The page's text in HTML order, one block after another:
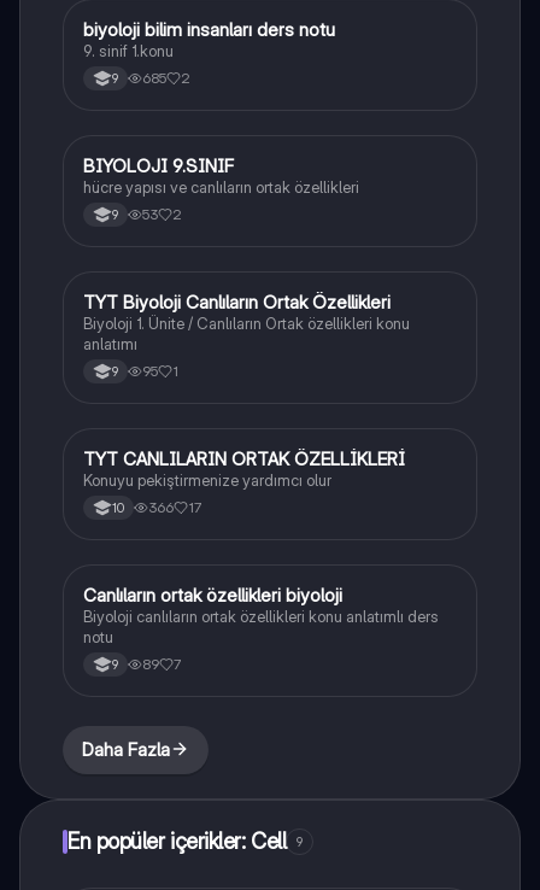
Biyoloji
biyoloji bilim insanları ders notu
9. sinif 1.konu
9 685 2
Biyoloji
BIYOLOJI 9.SINIF
hücre yapısı ve canlıların ortak özellikleri
9 53 2
Fen Bilimleri
TYT Biyoloji Canlıların Ortak Özellikleri
Biyoloji 1. Ünite / Canlıların Ortak özellikleri konu
anlatımı
9 95 1
Biyoloji
TYT CANLILARIN ORTAK ÖZELLİKLERİ
Konuyu pekiştirmenize yardımcı olur
10 366 17
Biyoloji
Canlıların ortak özellikleri biyoloji
Biyoloji canlıların ortak özellikleri konu anlatımlı ders
notu
9 89 7
Daha Fazla
En popüler içerikler: Cell 9